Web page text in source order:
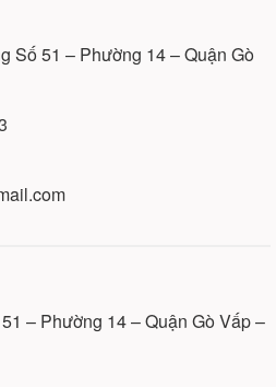
Số 51 – Phường 14 – Quận Gò
– Phường 14 – Quận Gò Vấp –